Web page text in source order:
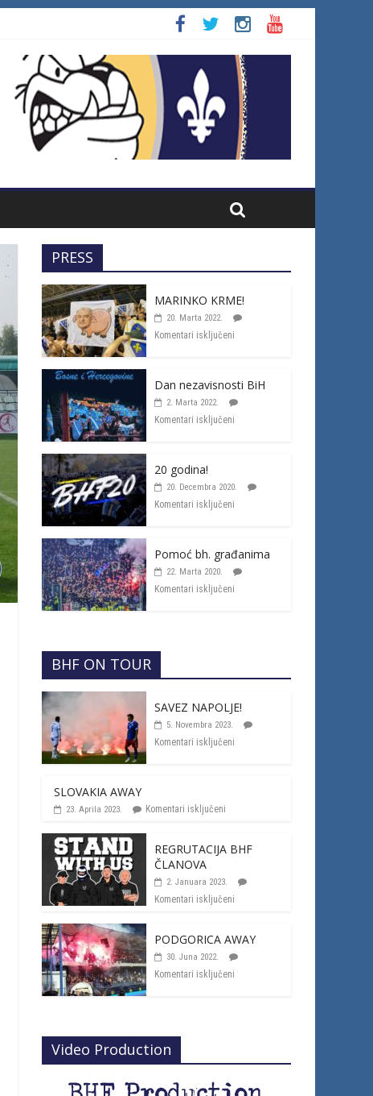
PRESS
MARINKO KRME!
20. Marta 2022.
Komentari isključeni
Dan nezavisnosti BiH
2. Marta 2022.
Komentari isključeni
20 godina!
20. Decembra 2020.
Komentari isključeni
Pomoć bh. građanima
22. Marta 2020.
Komentari isključeni
BHF ON TOUR
SAVEZ NAPOLJE!
5. Novembra 2023.
Komentari isključeni
SLOVAKIA AWAY
23. Aprila 2023. Komentari isključeni
REGRUTACIJA BHF
ČLANOVA
2. Januara 2023.
Komentari isključeni
PODGORICA AWAY
30. Juna 2022.
Komentari isključeni
Video Production